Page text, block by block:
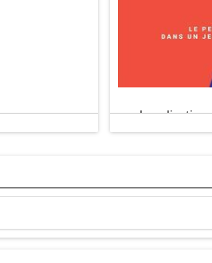
Maintenant,
les lettres de
que ça! Des
Localisation